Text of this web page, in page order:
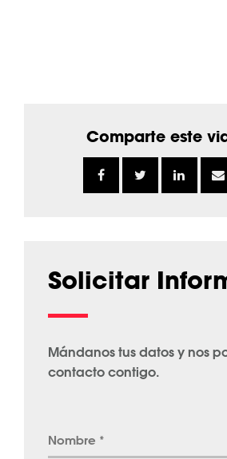
Comparte este
Solicitar
Mándanos tus datos y nos
contacto contigo.